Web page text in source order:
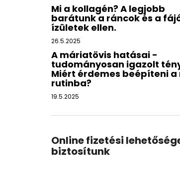
Mi a kollagén? A legjobb
barátunk a ráncok és a
ízületek ellen.
26.5.2025
A máriatövis hatásai -
tudományosan igazolt
Miért érdemes beépíteni a
rutinba?
19.5.2025
Online fizetési
biztosítunk